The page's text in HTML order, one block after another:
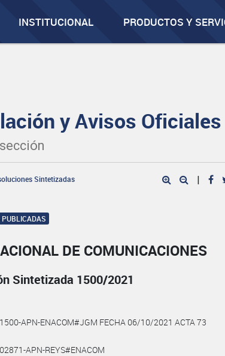
INSTITUCIONAL PRODUCTOS Y
y Avisos Oficiales
Sintetizadas
|
DE COMUNICACIONES
Sintetizada 1500/2021
APN-ENACOM#JGM FECHA 06/10/2021 ACTA 73
APN-REYS#ENACOM